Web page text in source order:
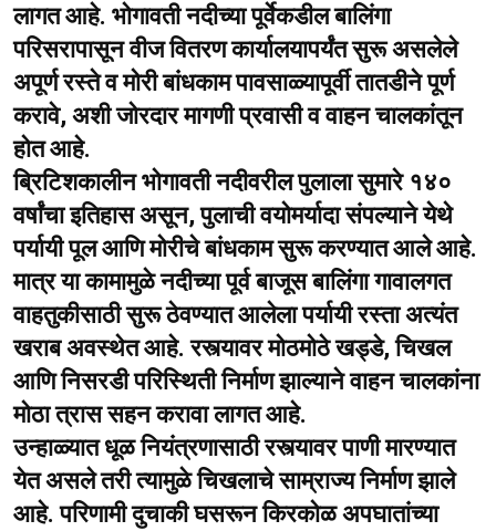
लागत आहे. भोगावती नदीच्या पूर्वेकडील बालिंगा
परिसरापासून वीज वितरण कार्यालयापर्यंत सुरू असलेले
अपूर्ण रस्ते व मोरी बांधकाम पावसाळ्यापूर्वी तातडीने पूर्ण
करावे, अशी जोरदार मागणी प्रवासी व वाहन चालकांतून
होत आहे.
ब्रिटिशकालीन भोगावती नदीवरील पुलाला सुमारे १४०
वर्षांचा इतिहास असून, पुलाची वयोमर्यादा संपल्याने येथे
पर्यायी पूल आणि मोरीचे बांधकाम सुरू करण्यात आले आहे.
मात्र या कामामुळे नदीच्या पूर्व बाजूस बालिंगा गावालगत
वाहतुकीसाठी सुरू ठेवण्यात आलेला पर्यायी रस्ता अत्यंत
खराब अवस्थेत आहे. रस्त्यावर मोठमोठे खड्डे, चिखल
आणि निसरडी परिस्थिती निर्माण झाल्याने वाहन चालकांना
मोठा त्रास सहन करावा लागत आहे.
उन्हाळ्यात धूळ नियंत्रणासाठी रस्त्यावर पाणी मारण्यात
येत असले तरी त्यामुळे चिखलाचे साम्राज्य निर्माण झाले
आहे. परिणामी दुचाकी घसरून किरकोळ अपघातांच्या